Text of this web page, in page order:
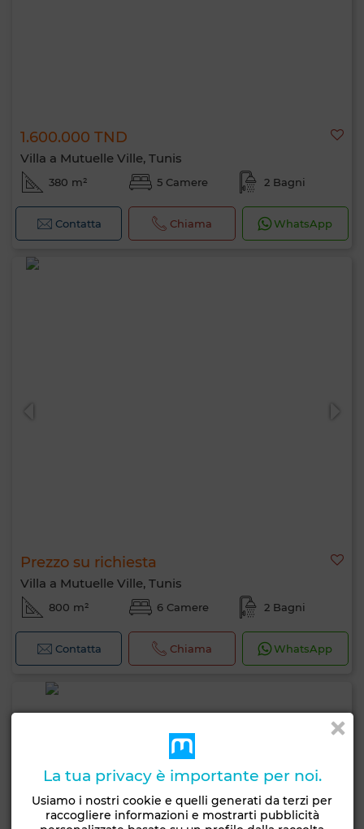
1.600.000 TND
Villa a Mutuelle Ville, Tunis
380 m² 5 Camere 2 Bagni
Contatta Chiama WhatsApp
Prezzo su richiesta
Villa a Mutuelle Ville, Tunis
800 m² 6 Camere 2 Bagni
Contatta Chiama WhatsApp
La tua privacy è importante per noi.
Usiamo i nostri cookie e quelli generati da terzi per
raccogliere informazioni e mostrarti pubblicità